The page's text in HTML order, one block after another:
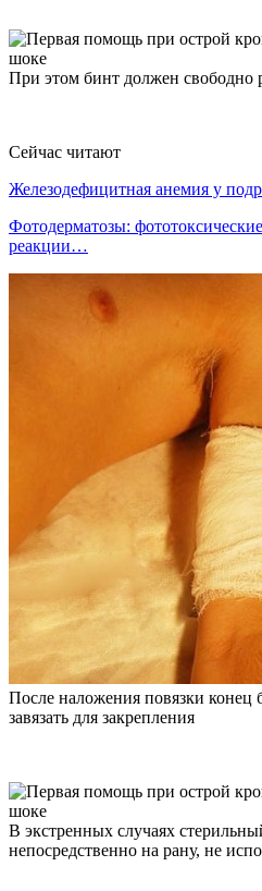
При этом бинт должен свободно
Сейчас читают
Железодефицитная анемия у
Фотодерматозы:
реакции…
После наложения повязки конец
завязать для закрепления
В экстренных случаях
непосредственно на рану, не